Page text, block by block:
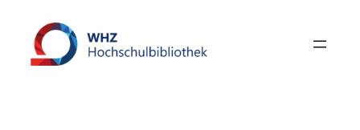
Inhalt
springen